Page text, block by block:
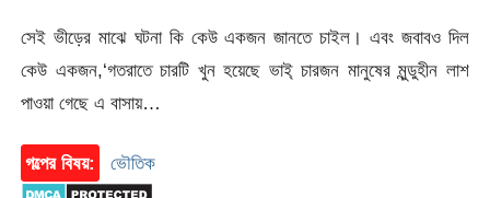
সেই ভীড়ের মাঝে ঘটনা কি কেউ একজন জানতে চাইল। এবং জবাবও দিল
কেউ একজন,‘গতরাতে চারটি খুন হয়েছে ভাই্ চারজন মানুষের মুন্ডুহীন লাশ
পাওয়া গেছে এ বাসায়…
গল্পের বিষয়: ভৌতিক